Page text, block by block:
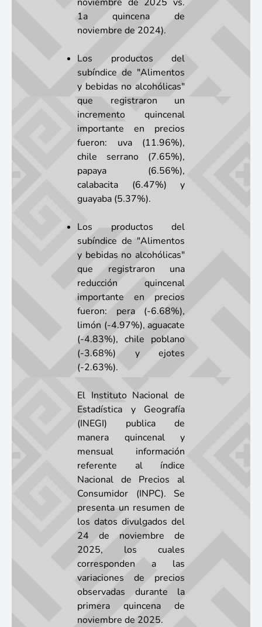
1a quincena de
noviembre de 2024).
Los productos del
subíndice de "Alimentos
y bebidas no alcohólicas"
que registraron un
incremento quincenal
importante en precios
fueron: uva (11.96%),
chile serrano (7.65%),
papaya (6.56%),
calabacita (6.47%) y
guayaba (5.37%).
Los productos del
subíndice de "Alimentos
y bebidas no alcohólicas"
que registraron una
reducción quincenal
importante en precios
fueron: pera (-6.68%),
limón (-4.97%), aguacate
(-4.83%), chile poblano
(-3.68%) y ejotes
(-2.63%).
El Instituto Nacional de
Estadística y Geografía
(INEGI) publica de
manera quincenal y
mensual información
referente al índice
Nacional de Precios al
Consumidor (INPC). Se
presenta un resumen de
los datos divulgados del
24 de noviembre de
2025, los cuales
corresponden a las
variaciones de precios
observadas durante la
primera quincena de
noviembre de 2025.